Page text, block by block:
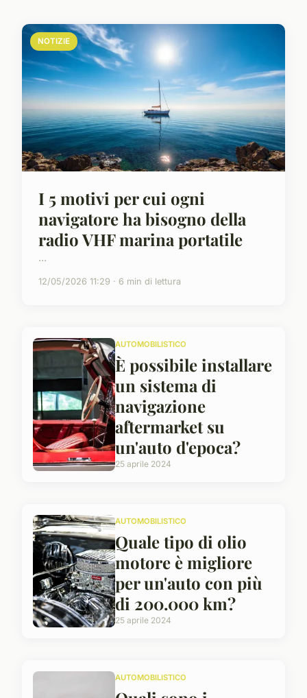
NOTIZIE
I 5 motivi per cui ogni
navigatore ha bisogno della
radio VHF marina portatile
...
12/05/2026 11:29 · 6 min di lettura
AUTOMOBILISTICO
È possibile installare
un sistema di
navigazione
aftermarket su
un'auto d'epoca?
25 aprile 2024
AUTOMOBILISTICO
Quale tipo di olio
motore è migliore
per un'auto con più
di 200.000 km?
25 aprile 2024
AUTOMOBILISTICO